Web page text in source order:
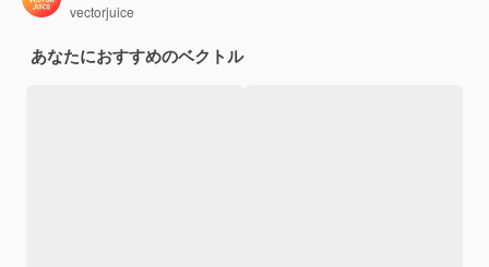
vectorjuice
あなたにおすすめのベクトル